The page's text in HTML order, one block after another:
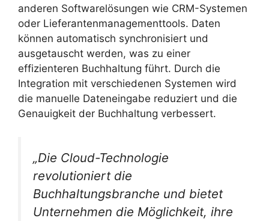
anderen Softwarelösungen wie CRM-Systemen
oder Lieferantenmanagementtools. Daten
können automatisch synchronisiert und
ausgetauscht werden, was zu einer
effizienteren Buchhaltung führt. Durch die
Integration mit verschiedenen Systemen wird
die manuelle Dateneingabe reduziert und die
Genauigkeit der Buchhaltung verbessert.
„Die Cloud-Technologie
revolutioniert die
Buchhaltungsbranche und bietet
Unternehmen die Möglichkeit, ihre